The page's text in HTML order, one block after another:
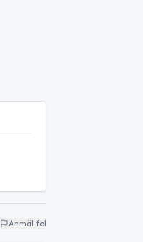
Anmäl fel